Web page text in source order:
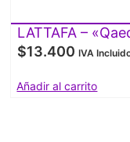
LATTAFA –
$13.400 IVA
Añadir al carrito